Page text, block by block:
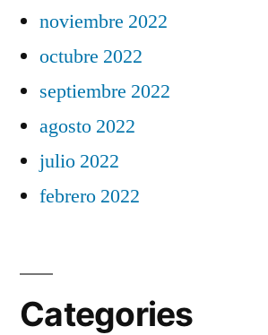
noviembre 2022
octubre 2022
septiembre 2022
agosto 2022
julio 2022
febrero 2022
Categories